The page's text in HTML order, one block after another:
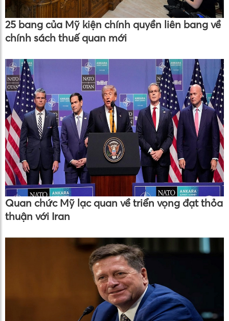
25 bang của Mỹ kiện chính quyền liên bang về
chính sách thuế quan mới
Quan chức Mỹ lạc quan về triển vọng đạt thỏa
thuận với Iran